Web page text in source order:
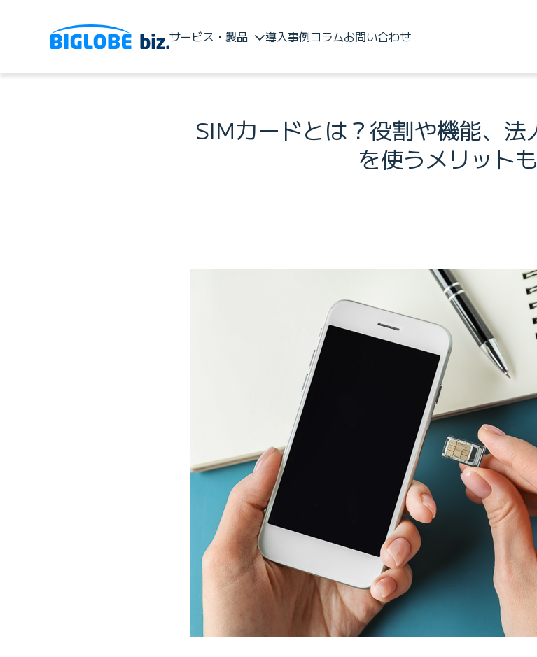
サービス・製品 導入事例コラムお問い合わせ
SIMカードとは？役割や機能、法
を使うメリット